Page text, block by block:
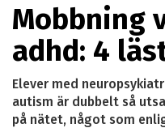
Mobbning
adhd: 4
Elever med
autism är dubbelt så
på nätet, något som